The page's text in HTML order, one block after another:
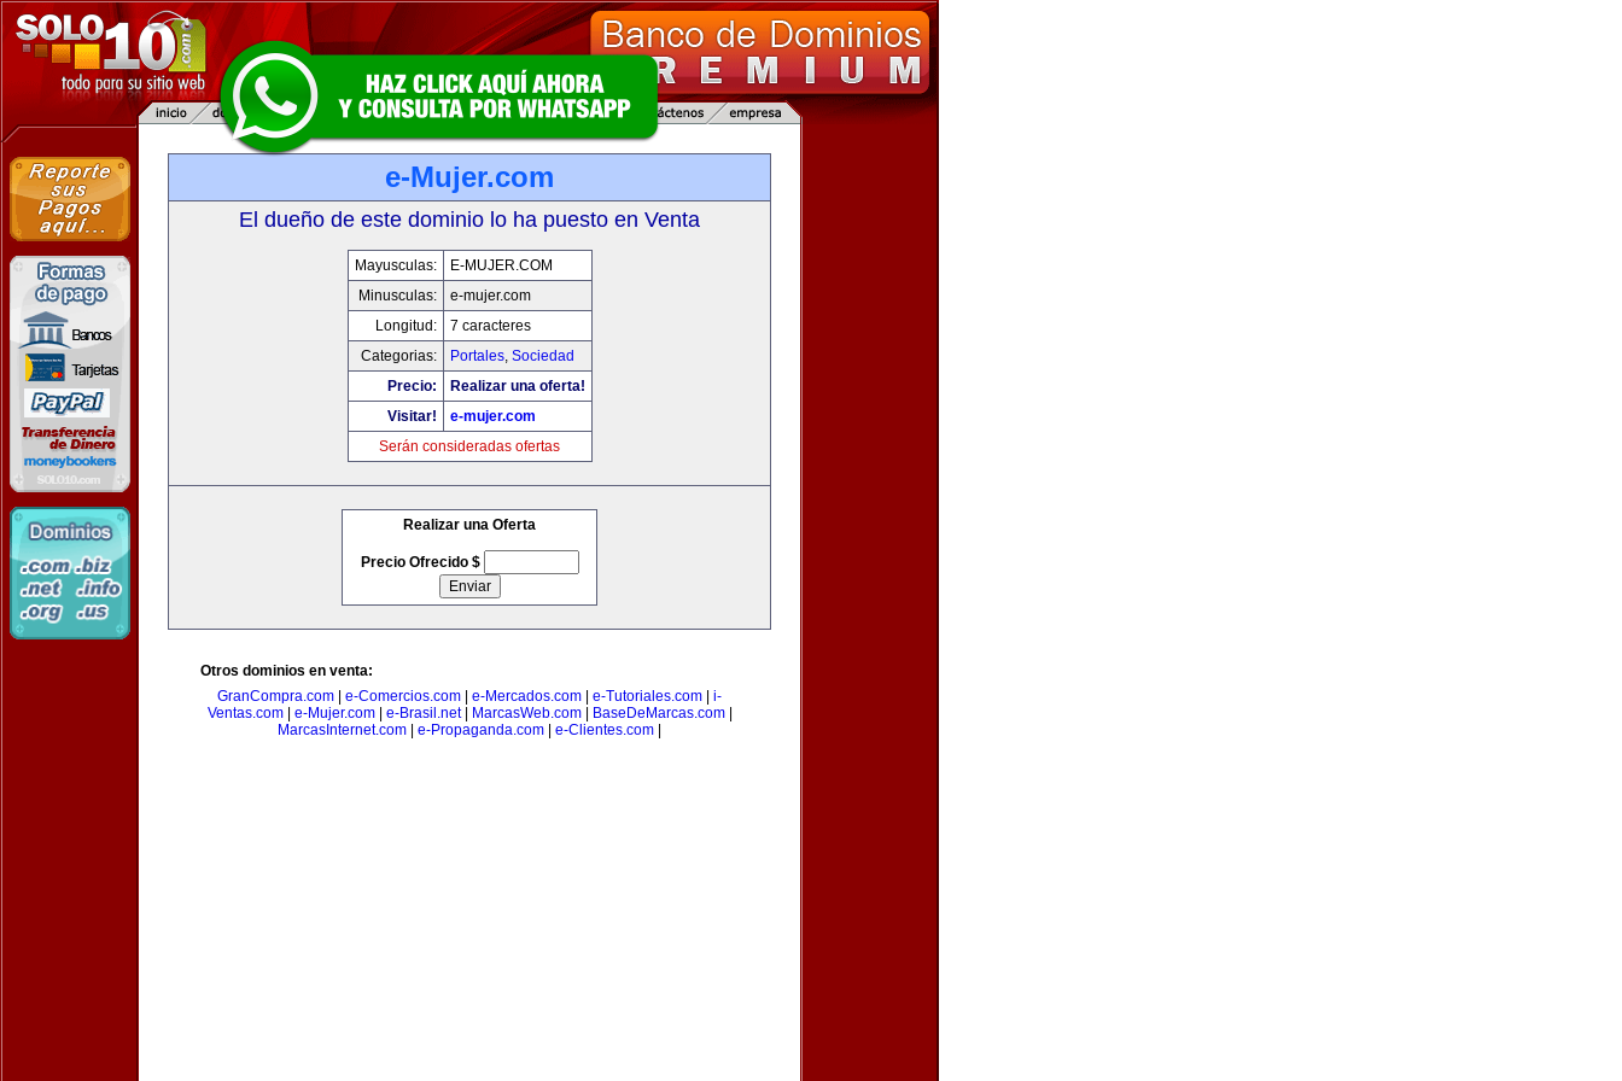
e-Mujer.com
El dueño de este dominio lo ha puesto en Venta
Mayusculas:
E-MUJER.COM
Minusculas:
e-mujer.com
Longitud:
7 caracteres
Categorias:
Portales, Sociedad
Precio:
Realizar una oferta!
Visitar!
e-mujer.com
Serán consideradas ofertas
Realizar una Oferta
Precio Ofrecido $
Otros dominios en venta:
GranCompra.com
e-Comercios.com e-Mercados.com e-Tutoriales.com
i-
Ventas.com| e-Mujer.com| e-Brasil.net| MarcasWeb.com| BaseDeMarcas.com|
MarcasInternet.com
e-Propaganda.com e-Clientes.com